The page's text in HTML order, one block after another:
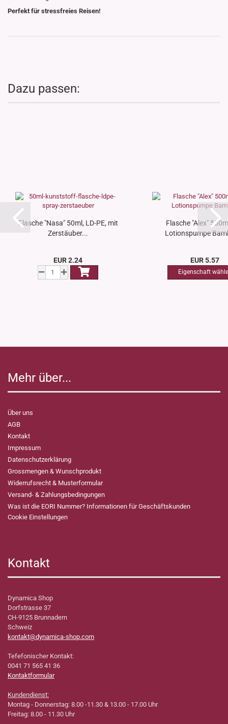
Perfekt für stressfreies Reisen!
Dazu passen:
Flasche "Nasa" 50ml, LD-PE, mit
Zerstäuber...
EUR 2.24
Flasche "Alex"
Lotionspumpe
EUR 5.57
Mehr über...
Über uns
AGB
Kontakt
Impressum
Datenschutzerklärung
Grossmengen & Wunschprodukt
Widerrufsrecht & Musterformular
Versand- & Zahlungsbedingungen
Was ist die EORI Nummer? Informationen für Geschäftskunden
Cookie Einstellungen
Kontakt
Dynamica Shop
Dorfstrasse 37
CH-9125 Brunnadern
Schweiz
kontakt@dynamica-shop.com
Tefefonischer Kontakt:
0041 71 565 41 36
Kontaktformular
Kundendienst:
Montag - Donnerstag: 8.00 -11.30 & 13.00 - 17.00 Uhr
Freitag: 8.00 - 11.30 Uhr